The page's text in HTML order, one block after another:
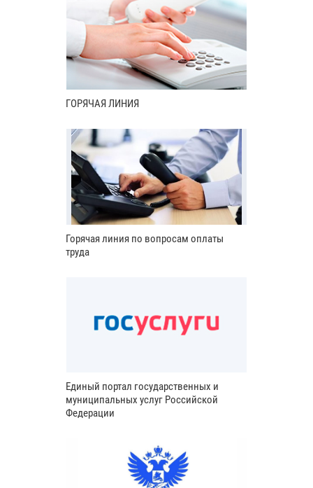
ГОРЯЧАЯ ЛИНИЯ
Горячая линия по вопросам оплаты
труда
Единый портал государственных и
муниципальных услуг Российской
Федерации